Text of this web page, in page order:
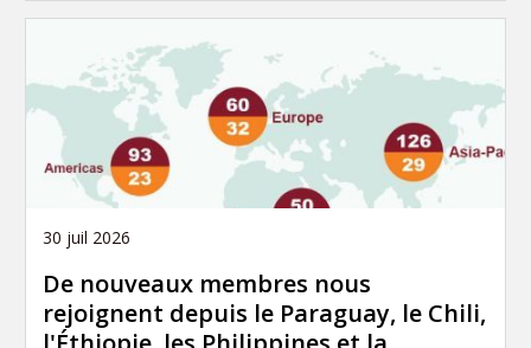
30 juil 2026
De nouveaux membres nous
rejoignent depuis le Paraguay, le Chili,